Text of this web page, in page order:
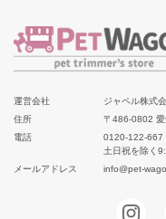
運営会社
ジャペル株式
住所
〒486-0802
電話
0120-122-667
土日祝を除く
メールアドレス
info@pet-